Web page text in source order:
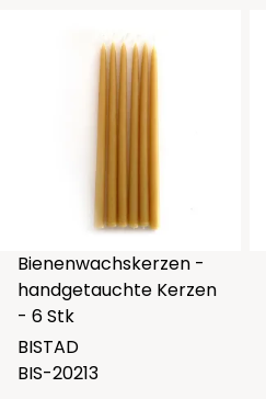
Bienenwachskerzen -
handgetauchte Kerzen
- 6 Stk
BISTAD
BIS-20213